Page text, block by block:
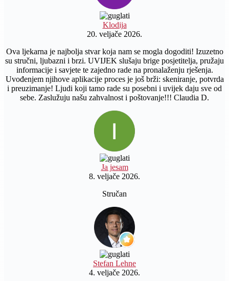
Klodija
20. veljače 2026.
Ova ljekarna je najbolja stvar koja nam se mogla dogoditi! Izuzetno
su stručni, ljubazni i brzi. UVIJEK slušaju brige posjetitelja, pružaju
informacije i savjete te zajedno rade na pronalaženju rješenja.
Uvođenjem njihove aplikacije proces je još brži: skeniranje, potvrda
i preuzimanje! Ljudi koji tamo rade su posebni i uvijek daju sve od
sebe. Zaslužuju našu zahvalnost i poštovanje!!! Claudia D.
Ja jesam
8. veljače 2026.
Stručan
Stefan Lehne
4. veljače 2026.